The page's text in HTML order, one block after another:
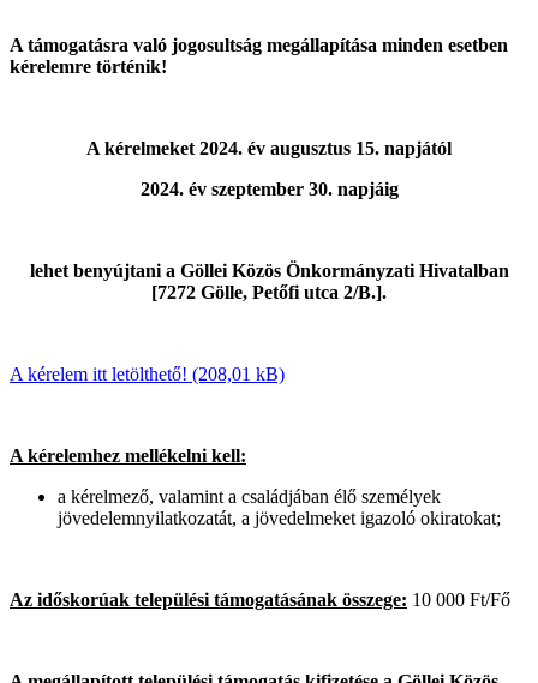
A támogatásra való jogosultság megállapítása minden esetben
kérelemre történik!
A kérelmeket 2024. év augusztus 15. napjától
2024. év szeptember 30. napjáig
lehet benyújtani a Göllei Közös Önkormányzati Hivatalban
[7272 Gölle, Petőfi utca 2/B.].
A kérelem itt letölthető!
A kérelemhez mellékelni kell:
a kérelmező, valamint a családjában élő személyek
jövedelemnyilatkozatát, a jövedelmeket igazoló okiratokat;
Az időskorúak települési támogatásának összege: 10 000 Ft/Fő